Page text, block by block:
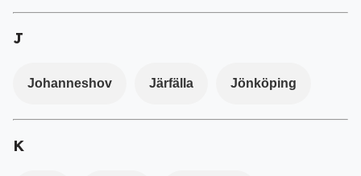
J
Johanneshov Järfälla Jönköping
K